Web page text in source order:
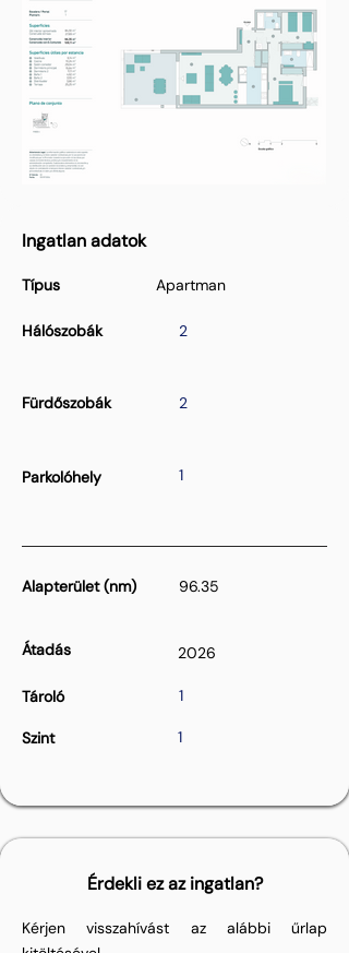
Ingatlan adatok
Típus
Hálószobák
Apartman
2
Fürdőszobák 2
Parkolóhely 1
Alapterület (nm) 96.35
Átadás 2026
Tároló 1
Szint 1
Érdekli ez az ingatlan?
Kérjen visszahívást az alábbi űrlap